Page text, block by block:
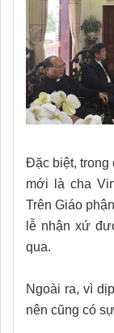
Đặc biệt, trong
mới là cha
Trên Giáo
lễ nhận xứ
qua.
Ngoài ra, vì
nên cũng có